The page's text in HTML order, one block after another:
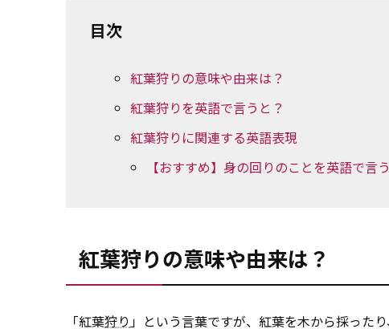
目次
紅葉狩りの意味や由来は？
紅葉狩りを英語で言うと？
紅葉狩りに関連する英語表現
【おすすめ】身の回りのことを英語で言
紅葉狩りの意味や由来は？
「紅葉狩り」という言葉ですが、紅葉を木から採った